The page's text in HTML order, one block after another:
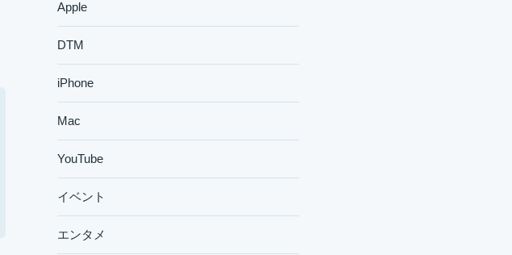
Apple
DTM
iPhone
Mac
YouTube
イベント
エンタメ